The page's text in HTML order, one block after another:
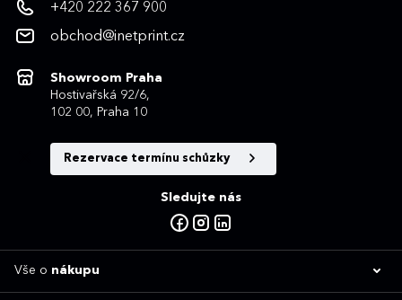
+420 222 367 900
obchod@inetprint.cz
Showroom Praha
Hostivařská 92/6,
102 00, Praha 10
Rezervace termínu schůzky
Sledujte nás
Vše o nákupu